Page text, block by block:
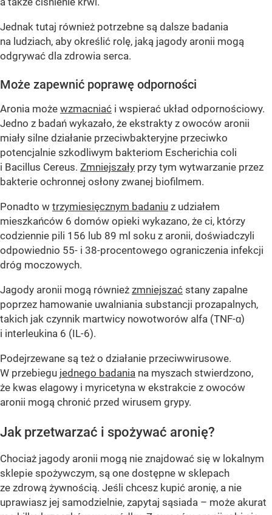
Jednak tutaj również potrzebne są dalsze badania
na ludziach, aby określić rolę, jaką jagody aronii mogą
odgrywać dla zdrowia serca.
Może zapewnić poprawę odporności
Aronia może wzmacniać i wspierać układ odpornościowy.
Jedno z badań wykazało, że ekstrakty z owoców aronii
miały silne działanie przeciwbakteryjne przeciwko
potencjalnie szkodliwym bakteriom Escherichia coli
i Bacillus Cereus. Zmniejszały przy tym wytwarzanie przez
bakterie ochronnej osłony zwanej biofilmem.
Ponadto w trzymiesięcznym badaniu z udziałem
mieszkańców 6 domów opieki wykazano, że ci, którzy
codziennie pili 156 lub 89 ml soku z aronii, doświadczyli
odpowiednio 55- i 38-procentowego ograniczenia infekcji
dróg moczowych.
Jagody aronii mogą również zmniejszać stany zapalne
poprzez hamowanie uwalniania substancji prozapalnych,
takich jak czynnik martwicy nowotworów alfa (TNF-ɑ)
i interleukina 6 (IL-6).
Podejrzewane są też o działanie przeciwwirusowe.
W przebiegu jednego badania na myszach stwierdzono,
że kwas elagowy i myricetyna w ekstrakcie z owoców
aronii mogą chronić przed wirusem grypy.
Jak przetwarzać i spożywać aronię?
Chociaż jagody aronii mogą nie znajdować się w lokalnym
sklepie spożywczym, są one dostępne w sklepach
ze zdrową żywnością. Jeśli chcesz kupić aronię, a nie
uprawiasz jej samodzielnie, zapytaj sąsiada – może akurat